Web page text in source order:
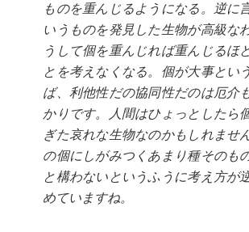
ものを重んじるようになる。逆に
いうものを発見した生物が高級な
うして個を重んじれば重んじるほ
とを考えなくなる。個が大事とい
ば、利他性だの協同性だのは厄介
かりです。人間はひょっとしたら
ぎた哀れな生物なのかもしれませ
の個にしがみつくあまり種そのも
と構わないというふうに考え方が
めていますね。